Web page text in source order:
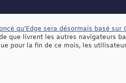
qu’Edge sera désormais basé sur
que livrent les autres navigateurs
pour la fin de ce mois, les